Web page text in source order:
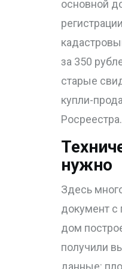
основной
за 350
старые
купли-
нужно
Здесь
документ с
дом
получили
данные: